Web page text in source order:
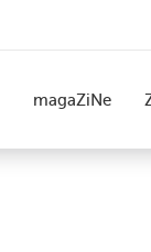
magaZiNe